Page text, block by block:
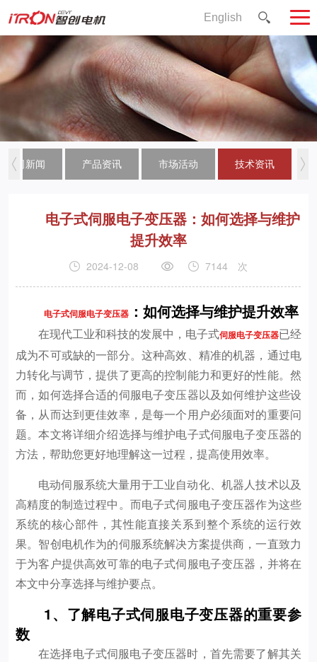
English
公司新闻 产品资讯 市场活动 技术资讯
电子式伺服电子变压器：如何选择与维护
提升效率
2024-12-08 7144 次
电子式伺服电子变压器 ：如何选择与维护提升效率
在现代工业和科技的发展中，电子式伺服电子变压器已经
成为不可或缺的一部分。这种高效、精准的机器，通过电
力转化与调节，提供了更高的控制能力和更好的性能。然
而，如何选择合适的伺服电子变压器以及如何维护这些设
备，从而达到更佳效率，是每一个用户必须面对的重要问
题。本文将详细介绍选择与维护电子式伺服电子变压器的
方法，帮助您更好地理解这一过程，提高使用效率。
电动伺服系统大量用于工业自动化、机器人技术以及
高精度的制造过程中。而电子式伺服电子变压器作为这些
系统的核心部件，其性能直接关系到整个系统的运行效
果。智创电机作为的伺服系统解决方案提供商，一直致力
于为客户提供高效可靠的电子式伺服电子变压器，并将在
本文中分享选择与维护要点。
1、了解电子式伺服电子变压器的重要参
数
在选择电子式伺服电子变压器时，首先需要了解其关